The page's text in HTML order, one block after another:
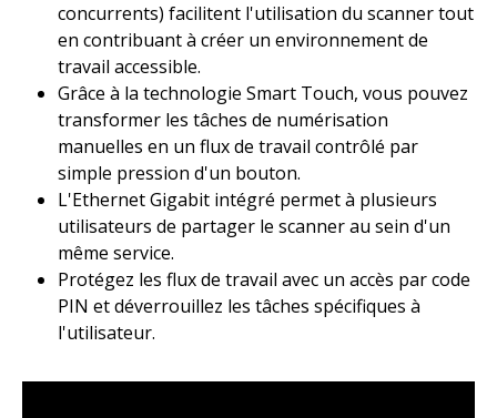
concurrents) facilitent l'utilisation du scanner tout
en contribuant à créer un environnement de
travail accessible.​
Grâce à la technologie Smart Touch, vous pouvez
transformer les tâches de numérisation
manuelles en un flux de travail contrôlé par
simple pression d'un bouton.​
L'Ethernet Gigabit intégré permet à plusieurs
utilisateurs de partager le scanner au sein d'un
même service. ​
Protégez les flux de travail avec un accès par code
PIN et déverrouillez les tâches spécifiques à
l'utilisateur.​